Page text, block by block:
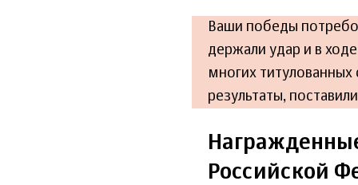
Ваши победы
держали удар и в
многих
результаты,
Российской